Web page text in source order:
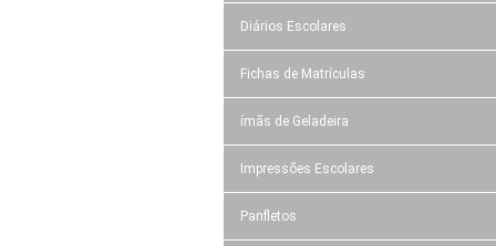
Diários Escolares
Fichas de Matrículas
ímãs de Geladeira
Impressões Escolares
Panfletos